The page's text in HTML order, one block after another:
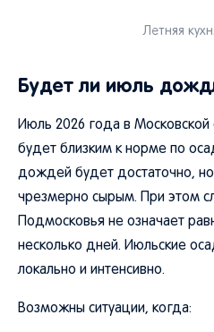
Летняя
Будет ли июль
Июль 2026 года в Московской
будет близким к норме по
дождей будет достаточно,
чрезмерно сырым. При этом
Подмосковья не означает
несколько дней. Июльские
локально и интенсивно.
Возможны ситуации, когда: